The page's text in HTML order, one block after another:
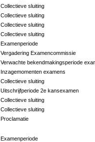
Collectieve sluiting
Collectieve sluiting
Collectieve sluiting
Collectieve sluiting
Examenperiode
Vergadering Examencommissie
Verwachte bekendmakingsperiode
Inzagemomenten examens
Collectieve sluiting
Uitschrijfperiode 2e kansexamen
Collectieve sluiting
Collectieve sluiting
Proclamatie
Examenperiode